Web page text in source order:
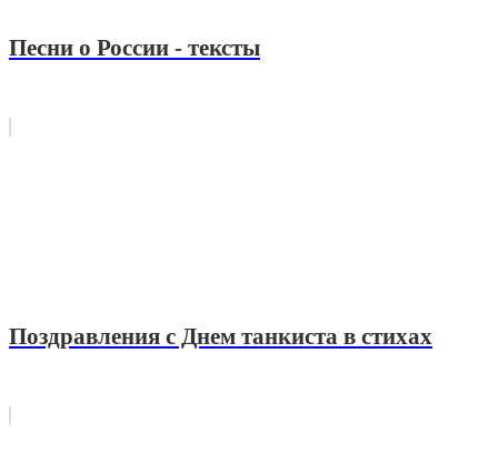
Песни о России - тексты
Поздравления с Днем танкиста в стихах